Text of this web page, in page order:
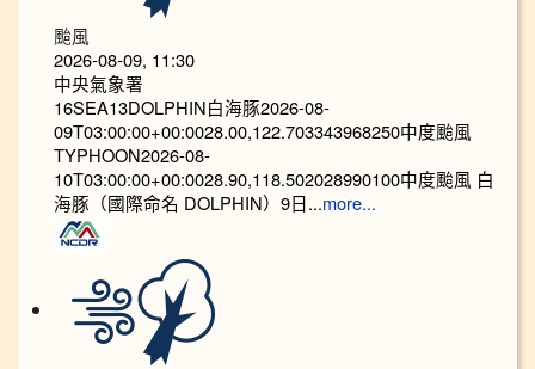
颱風
2026-08-09, 11:30
中央氣象署
16SEA13DOLPHIN白海豚2026-08-
09T03:00:00+00:0028.00,122.703343968250中度颱風
TYPHOON2026-08-
10T03:00:00+00:0028.90,118.502028990100中度颱風 白
海豚（國際命名 DOLPHIN）9日...more...